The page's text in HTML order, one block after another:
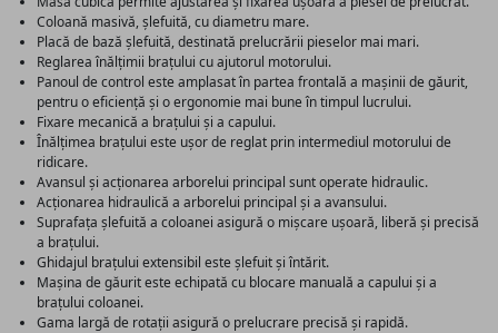
Coloană masivă, șlefuită, cu diametru mare.
Placă de bază șlefuită, destinată prelucrării pieselor mai mari.
Reglarea înălțimii brațului cu ajutorul motorului.
Panoul de control este amplasat în partea frontală a mașinii de găurit,
pentru o eficiență și o ergonomie mai bune în timpul lucrului.
Fixare mecanică a brațului și a capului.
Înălțimea brațului este ușor de reglat prin intermediul motorului de
ridicare.
Avansul și acționarea arborelui principal sunt operate hidraulic.
Acționarea hidraulică a arborelui principal și a avansului.
Suprafața șlefuită a coloanei asigură o mișcare ușoară, liberă și precisă
a brațului.
Ghidajul brațului extensibil este șlefuit și întărit.
Mașina de găurit este echipată cu blocare manuală a capului și a
brațului coloanei.
Gama largă de rotații asigură o prelucrare precisă și rapidă.